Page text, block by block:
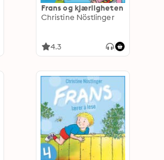
Frans og kjærligheten
Christine Nöstlinger
4.3